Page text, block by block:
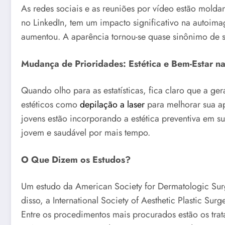
As redes sociais e as reuniões por vídeo estão
no LinkedIn, tem um impacto significativo na
aumentou. A aparência tornou-se quase sinônimo
Mudança de Prioridades: Estética e Bem-Estar
Quando olho para as estatísticas, fica claro que a
estéticos comodepilação a laser para melhorar sua
jovens estão incorporando a estética preventiva em
jovem e saudável por mais tempo.
O Que Dizem os Estudos?
Um estudo da American Society for Dermatologic
disso, a International Society of Aesthetic Plastic
Entre os procedimentos mais procurados estão os